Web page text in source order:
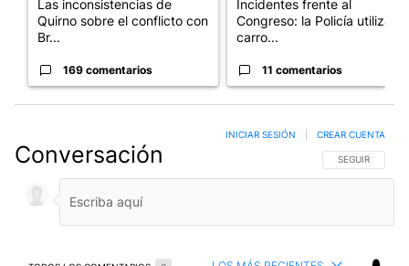
Las inconsistencias de
Quirno sobre el conflicto con
Br...
169 comentarios
Incidentes frente al
Congreso: la Policía utiliza
carro...
11 comentarios
Conversación SIGA ESTA
SEGUIR
INICIAR SESIÓN CREAR CUENTA